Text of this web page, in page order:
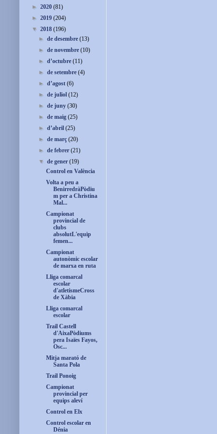
► 2020 (81)
► 2019 (204)
▼ 2018 (196)
►de desembre(13)
►de novembre(10)
►d’octubre(11)
►de setembre(4)
►d’agost(6)
►de juliol(12)
►de juny(30)
►de maig(25)
►d’abril(25)
►de març(20)
►de febrer(21)
▼de gener(19)
Control en València
Volta a peu a
BenirredràPòdiu
m per a Christina
Mal...
Campionat
provincial de
clubs
absolutL'equip
femen...
Campionat
autonòmic escolar
de marxa en ruta
Lliga comarcal
escolar
d'atletismeCross
de Xàbia
Lliga comarcal
escolar
Trail Castell
d'AixaPòdiums
pera Isaïes Fayos,
Osc...
Mitja marató de
Santa Pola
Trail Ponoig
Campionat
provincial per
equips aleví
Control en Elx
Control escolar en
Dénia